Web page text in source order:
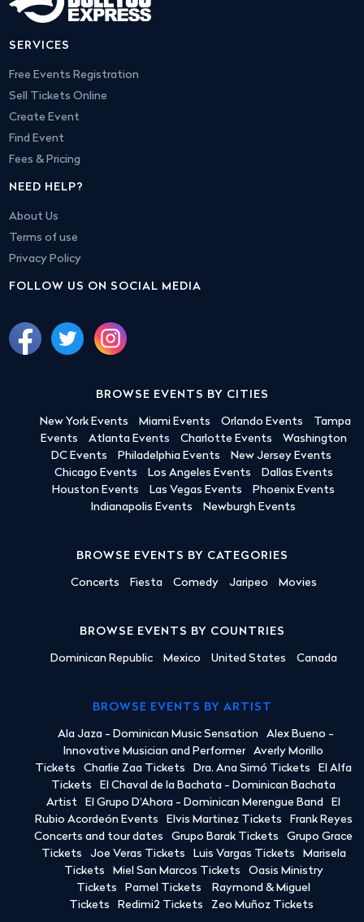
SERVICES
Free Events Registration
Sell Tickets Online
Create Event
Find Event
Fees & Pricing
NEED HELP?
About Us
Terms of use
Privacy Policy
FOLLOW US ON SOCIAL MEDIA
BROWSE EVENTS BY CITIES
New York Events Miami Events Orlando Events
Tampa
Events
Atlanta Events Charlotte Events
Washington
DC Events
Philadelphia Events
New Jersey Events
Chicago Events
Los Angeles Events
Dallas Events
Houston Events
Las Vegas Events
Phoenix Events
Indianapolis Events
Newburgh Events
BROWSE EVENTS BY CATEGORIES
Concerts Fiesta Comedy Jaripeo Movies
BROWSE EVENTS BY COUNTRIES
Dominican Republic Mexico United States Canada
BROWSE EVENTS BY ARTIST
Ala Jaza - Dominican Music Sensation
Alex Bueno -
Innovative Musician and Performer
Averly Morillo
Tickets
Charlie Zaa Tickets Dra. Ana Simó Tickets
El Alfa
Tickets
El Chaval de la Bachata - Dominican Bachata
Artist
El Grupo D'Ahora - Dominican Merengue Band
El
Rubio Acordeón Events
Elvis Martinez Tickets
Frank Reyes
Concerts and tour dates
Grupo Barak Tickets
Grupo Grace
Tickets
Joe Veras Tickets Luis Vargas Tickets
Marisela
Tickets
Miel San Marcos Tickets
Oasis Ministry
Tickets
Pamel Tickets
Raymond & Miguel
Tickets
Redimi2 Tickets Zeo Muñoz Tickets